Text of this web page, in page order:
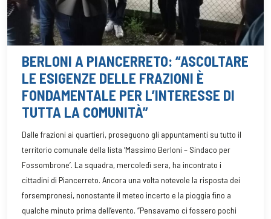
BERLONI A PIANCERRETO: “ASCOLTARE
LE ESIGENZE DELLE FRAZIONI È
FONDAMENTALE PER L’INTERESSE DI
TUTTA LA COMUNITÀ”
Dalle frazioni ai quartieri, proseguono gli appuntamenti su tutto il
territorio comunale della lista ‘Massimo Berloni – Sindaco per
Fossombrone’. La squadra, mercoledì sera, ha incontrato i
cittadini di Piancerreto. Ancora una volta notevole la risposta dei
forsempronesi, nonostante il meteo incerto e la pioggia fino a
qualche minuto prima dell’evento. “Pensavamo ci fossero pochi